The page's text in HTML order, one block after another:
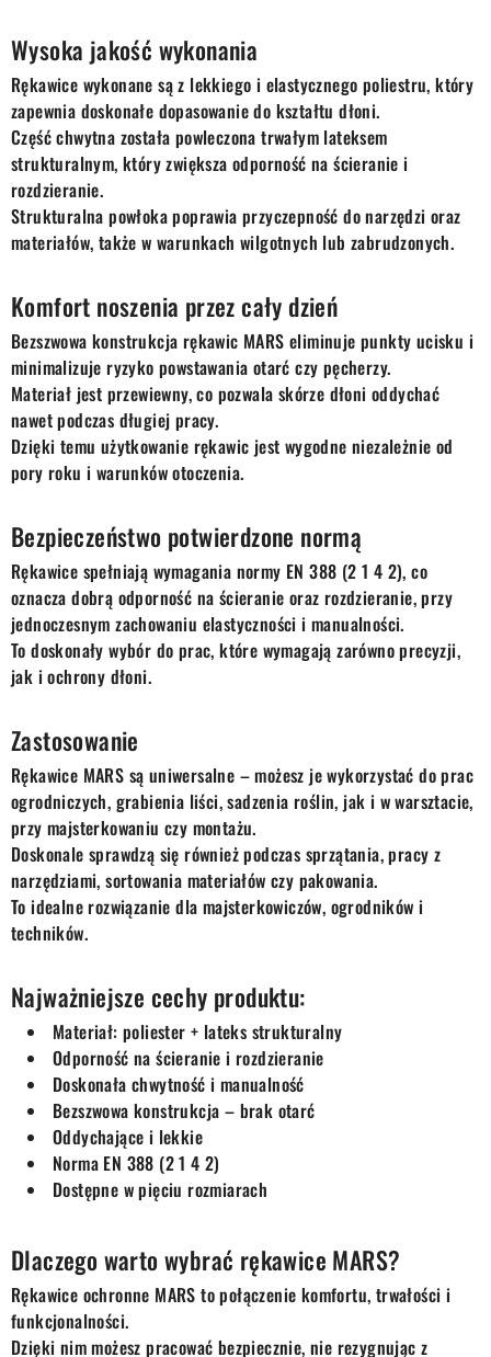
Wysoka jakość wykonania
Rękawice wykonane są z lekkiego i elastycznego poliestru, który
zapewnia doskonałe dopasowanie do kształtu dłoni.
Część chwytna została powleczona trwałym lateksem
strukturalnym, który zwiększa odporność na ścieranie i
rozdzieranie.
Strukturalna powłoka poprawia przyczepność do narzędzi oraz
materiałów, także w warunkach wilgotnych lub zabrudzonych.
Komfort noszenia przez cały dzień
Bezszwowa konstrukcja rękawic MARS eliminuje punkty ucisku i
minimalizuje ryzyko powstawania otarć czy pęcherzy.
Materiał jest przewiewny, co pozwala skórze dłoni oddychać
nawet podczas długiej pracy.
Dzięki temu użytkowanie rękawic jest wygodne niezależnie od
pory roku i warunków otoczenia.
Bezpieczeństwo potwierdzone normą
Rękawice spełniają wymagania normy EN 388 (2 1 4 2), co
oznacza dobrą odporność na ścieranie oraz rozdzieranie, przy
jednoczesnym zachowaniu elastyczności i manualności.
To doskonały wybór do prac, które wymagają zarówno precyzji,
jak i ochrony dłoni.
Zastosowanie
Rękawice MARS są uniwersalne – możesz je wykorzystać do prac
ogrodniczych, grabienia liści, sadzenia roślin, jak i w warsztacie,
przy majsterkowaniu czy montażu.
Doskonale sprawdzą się również podczas sprzątania, pracy z
narzędziami, sortowania materiałów czy pakowania.
To idealne rozwiązanie dla majsterkowiczów, ogrodników i
techników.
Najważniejsze cechy produktu:
Materiał: poliester + lateks strukturalny
Odporność na ścieranie i rozdzieranie
Doskonała chwytność i manualność
Bezszwowa konstrukcja – brak otarć
Oddychające i lekkie
Norma EN 388 (2 1 4 2)
Dostępne w pięciu rozmiarach
Dlaczego warto wybrać rękawice MARS?
Rękawice ochronne MARS to połączenie komfortu, trwałości i
funkcjonalności.
Dzięki nim możesz pracować bezpiecznie, nie rezygnując z